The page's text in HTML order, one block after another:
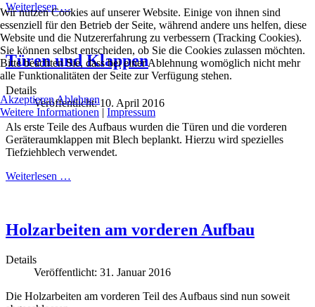
Weiterlesen …
Türen und Klappen
Details
Veröffentlicht: 10. April 2016
Als erste Teile des Aufbaus wurden die Türen und die vorderen
Geräteraumklappen mit Blech beplankt. Hierzu wird spezielles
Tiefziehblech verwendet.
Weiterlesen …
Holzarbeiten am vorderen Aufbau
Details
Veröffentlicht: 31. Januar 2016
Die Holzarbeiten am vorderen Teil des Aufbaus sind nun soweit
Wir nutzen Cookies auf unserer Website. Einige von ihnen sind
essenziell für den Betrieb der Seite, während andere uns helfen, diese
Website und die Nutzererfahrung zu verbessern (Tracking Cookies).
Sie können selbst entscheiden, ob Sie die Cookies zulassen möchten.
Bitte beachten Sie, dass bei einer Ablehnung womöglich nicht mehr
alle Funktionalitäten der Seite zur Verfügung stehen.
AkzeptierenAblehnen
Weitere Informationen | Impressum